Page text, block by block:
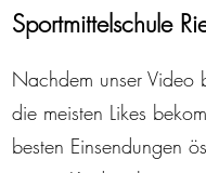
Sportmittelschule
Nachdem unser Video
die meisten Likes
besten Einsendungen